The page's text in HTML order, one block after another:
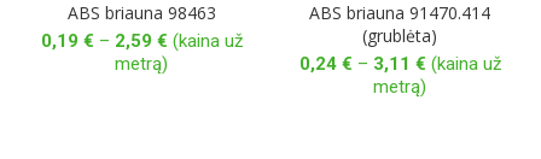
ABS briauna 98463
0,19 € – 2,59 €Price
range:
(kaina už
metrą)
ABS briauna 91470.414
(grublėta)
0,24 € – 3,11 €Price
range:
(kaina už
metrą)